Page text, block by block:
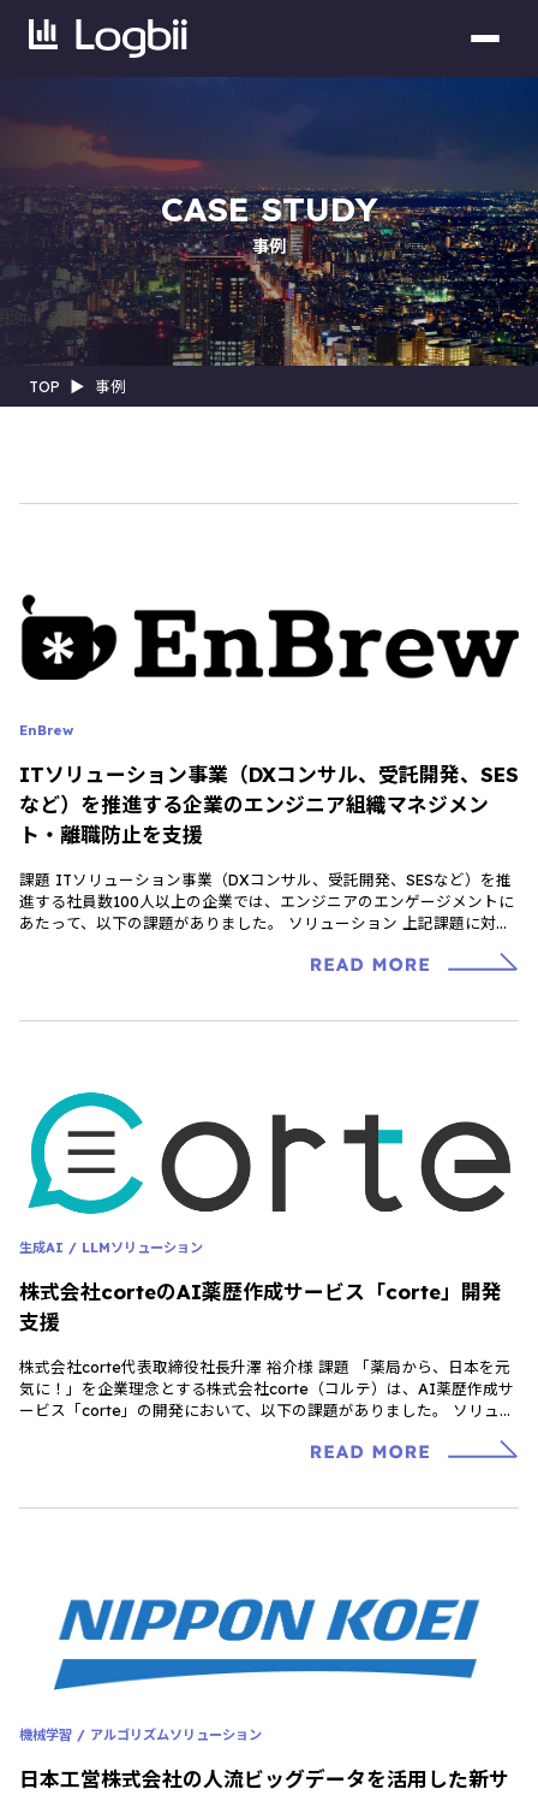
CASE STUDY
事例
TOP ▶︎ 事例
EnBrew
ITソリューション事業（DXコンサル、受託開発、SES
など）を推進する企業のエンジニア組織マネジメン
ト・離職防止を支援
課題 ITソリューション事業（DXコンサル、受託開発、SESなど）を推
進する社員数100人以上の企業では、エンジニアのエンゲージメントに
あたって、以下の課題がありました。 ソリューション 上記課題に対
生成AI / LLMソリューション
株式会社corteのAI薬歴作成サービス「corte」開発
支援
株式会社corte代表取締役社長升澤 裕介様 課題 「薬局から、日本を元
気に！」を企業理念とする株式会社corte（コルテ）は、AI薬歴作成サ
ービス「corte」の開発において、以下の課題がありました。 ソリュー
機械学習 / アルゴリズムソリューション
日本工営株式会社の人流ビッグデータを活用した新サ